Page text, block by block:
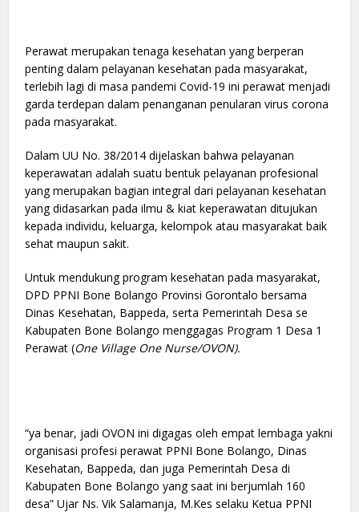
Perawat merupakan tenaga kesehatan yang berperan
penting dalam pelayanan kesehatan pada masyarakat,
terlebih lagi di masa pandemi Covid-19 ini perawat menjadi
garda terdepan dalam penanganan penularan virus corona
pada masyarakat.
Dalam UU No. 38/2014 dijelaskan bahwa pelayanan
keperawatan adalah suatu bentuk pelayanan profesional
yang merupakan bagian integral dari pelayanan kesehatan
yang didasarkan pada ilmu & kiat keperawatan ditujukan
kepada individu, keluarga, kelompok atau masyarakat baik
sehat maupun sakit.
Untuk mendukung program kesehatan pada masyarakat,
DPD PPNI Bone Bolango Provinsi Gorontalo bersama
Dinas Kesehatan, Bappeda, serta Pemerintah Desa se
Kabupaten Bone Bolango menggagas Program 1 Desa 1
Perawat (One Village One Nurse/OVON).
“ya benar, jadi OVON ini digagas oleh empat lembaga yakni
organisasi profesi perawat PPNI Bone Bolango, Dinas
Kesehatan, Bappeda, dan juga Pemerintah Desa di
Kabupaten Bone Bolango yang saat ini berjumlah 160
desa” Ujar Ns. Vik Salamanja, M.Kes selaku Ketua PPNI